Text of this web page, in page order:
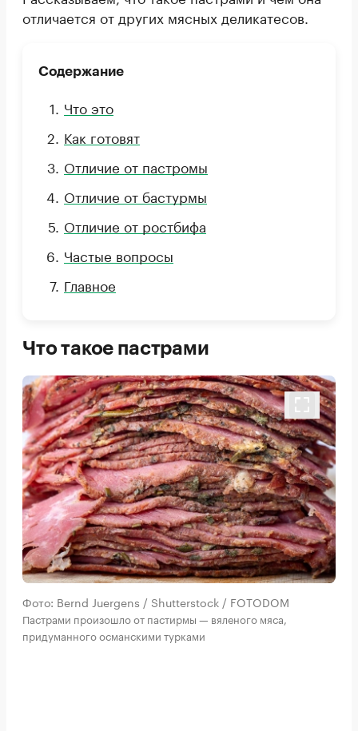
отличается от других мясных деликатесов.
Содержание
Что это
Как готовят
Отличие от пастромы
Отличие от бастурмы
Отличие от ростбифа
Частые вопросы
Главное
Что такое пастрами
Фото: Bernd Juergens / Shutterstock / FOTODOM
Пастрами произошло от пастирмы — вяленого мяса,
придуманного османскими турками